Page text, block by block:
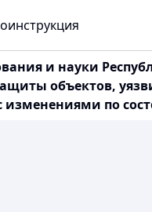
и науки
объектов,
изменениями по